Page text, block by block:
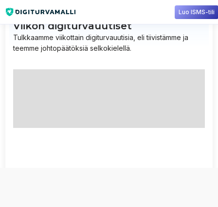
Viikon digiturvauutiset
Tulkkaamme viikottain digiturvauutisia, eli tiivistämme ja
teemme johtopäätöksiä selkokielellä.
Luo ISMS-tili